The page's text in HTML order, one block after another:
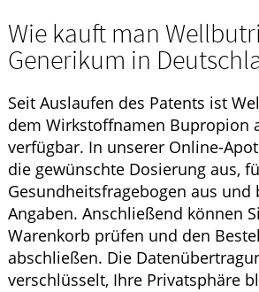
Wie kauft man
Generikum in
Seit Auslaufen des Patents ist
dem Wirkstoffnamen Bupropion
verfügbar. In unserer Online-
die gewünschte Dosierung aus,
Gesundheitsfragebogen aus und
Angaben. Anschließend können
Warenkorb prüfen und den
abschließen. Die
verschlüsselt, Ihre Privatsphäre